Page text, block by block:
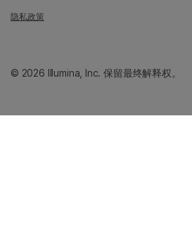
隐私政策
© 2026 Illumina, Inc. 保留最终解释权。